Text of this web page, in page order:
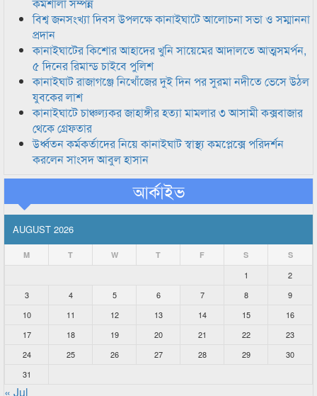
বিশ্ব জনসংখ্যা দিবস উপলক্ষে কানাইঘাটে আলোচনা সভা ও সম্মাননা
প্রদান
কানাইঘাটের কিশোর আহাদের খুনি সায়েমের আদালতে আত্মসমর্পন,
৫ দিনের রিমান্ড চাইবে পুলিশ
কানাইঘাট রাজাগঞ্জে নিখোঁজের দুই দিন পর সুরমা নদীতে ভেসে উঠল
যুবকের লাশ
কানাইঘাটে চাঞ্চল্যকর জাহাঙ্গীর হত্যা মামলার ৩ আসামী কক্সবাজার
থেকে গ্রেফতার
উর্ধ্বতন কর্মকর্তাদের নিয়ে কানাইঘাট স্বাস্থ্য কমপ্লেক্সে পরিদর্শন
করলেন সাংসদ আবুল হাসান
আর্কাইভ
AUGUST 2026
M T W T F S S
1
2
3
4 5 6 7 8
9
10
11 12 13 14 15
16
17
18 19 20 21 22
23
24
25 26 27 28 29
30
31
« Jul